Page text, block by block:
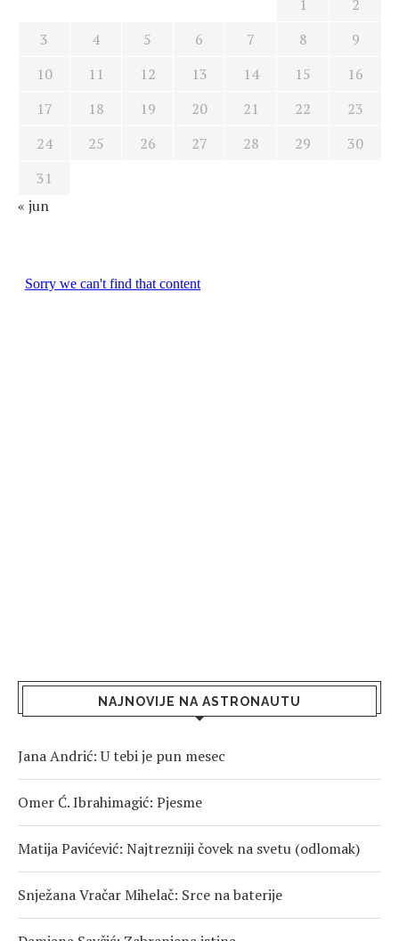
1
2
3
4 5 6 7 8
9
10
11 12 13 14 15
16
17
18 19 20 21 22
23
24
25 26 27 28 29
30
31
« jun
NAJNOVIJE NA ASTRONAUTU
Jana Andrić: U tebi je pun mesec
Omer Ć. Ibrahimagić: Pjesme
Matija Pavićević: Najtrezniji čovek na svetu (odlomak)
Snježana Vračar Mihelač: Srce na baterije